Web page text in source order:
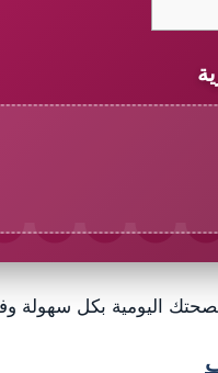
اليومية بكل سهولة